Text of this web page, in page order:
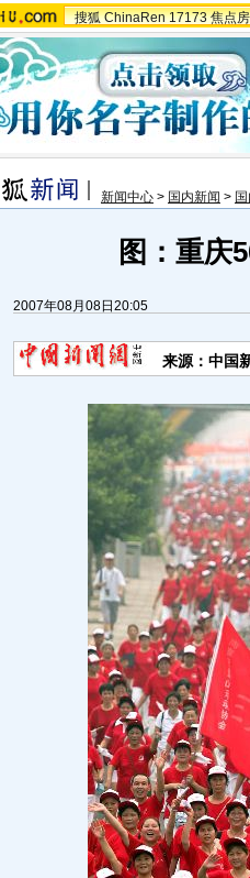
搜狐 ChinaRen 17173 焦点
新闻中心 > 国内新闻 >
图：重庆
2007年08月08日20:05
来源：中国